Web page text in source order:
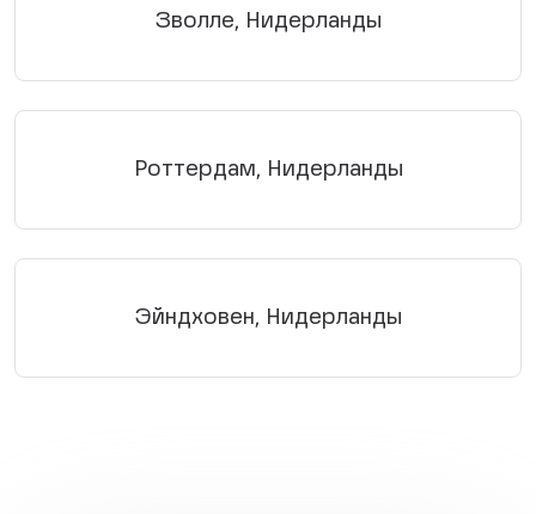
Зволле, Нидерланды
Роттердам, Нидерланды
Эйндховен, Нидерланды